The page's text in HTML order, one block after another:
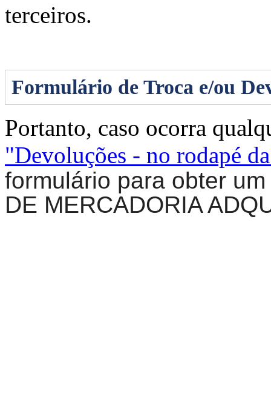
terceiros.
Formulário de Troca e/ou
Portanto, caso ocorra
"Devoluções - no rodapé
formulário para obter
DE MERCADORIA